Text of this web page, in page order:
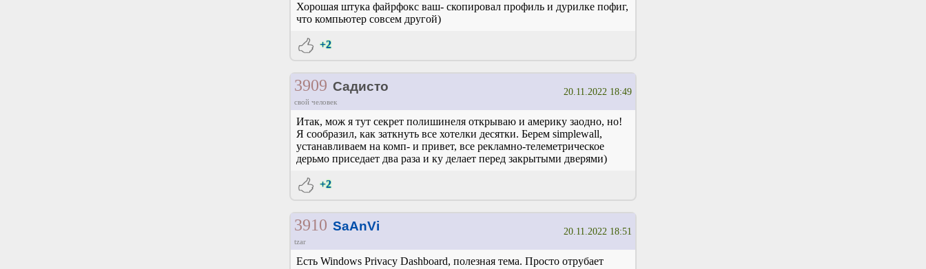
Хорошая штука файрфокс ваш- скопировал профиль и дурилке пофиг,
что компьютер совсем другой)
+2
3909 Садисто
свой человек
20.11.2022 18:49
Итак, мож я тут секрет полишинеля открываю и америку заодно, но!
Я сообразил, как заткнуть все хотелки десятки. Берем simplewall,
устанавливаем на комп- и привет, все рекламно-телеметрическое
дерьмо приседает два раза и ку делает перед закрытыми дверями)
+2
3910 SaAnVi
tzar
20.11.2022 18:51
Есть Windows Privacy Dashboard, полезная тема. Просто отрубает